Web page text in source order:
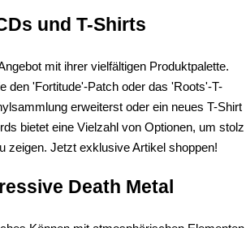
und T-Shirts
mit ihrer vielfältigen Produktpalette.
den 'Fortitude'-Patch oder das 'Roots'-T-
erweiterst oder ein neues T-Shirt
bietet eine Vielzahl von Optionen, um stolz
zeigen. Jetzt exklusive Artikel shoppen!
Death Metal